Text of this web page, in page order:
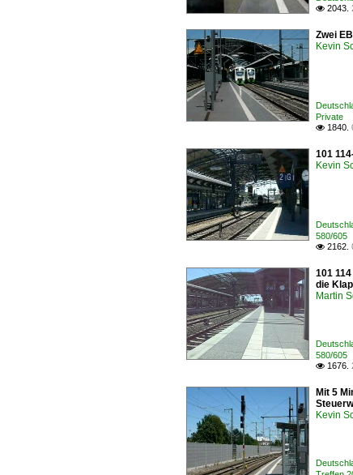
 2043.
Zwei
Kevin
Private
 1840.
101
Kevin
580/605
 2162.
101
die
Martin
580/605
 1676.
Mit 5
Kevin